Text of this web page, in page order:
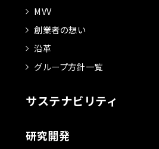
MVV
創業者の想い
沿革
グループ方針一覧
サステナビリティ
研究開発